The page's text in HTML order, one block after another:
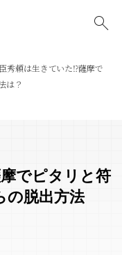
秀頼は生きていた⁉︎薩摩で
は？
でピタリと符
の脱出方法